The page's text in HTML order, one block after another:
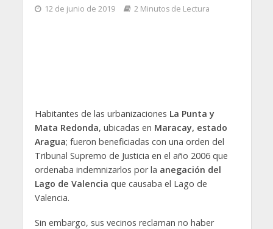
12 de junio de 2019 2 Minutos de Lectura
Habitantes de las urbanizaciones La Punta y
Mata Redonda, ubicadas en Maracay, estado
Aragua; fueron beneficiadas con una orden del
Tribunal Supremo de Justicia en el año 2006 que
ordenaba indemnizarlos por la anegación del
Lago de Valencia que causaba el Lago de
Valencia.
Sin embargo, sus vecinos reclaman no haber